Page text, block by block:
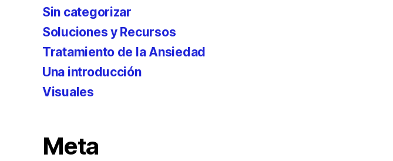
Sin categorizar
Soluciones y Recursos
Tratamiento de la Ansiedad
Una introducción
Visuales
Meta